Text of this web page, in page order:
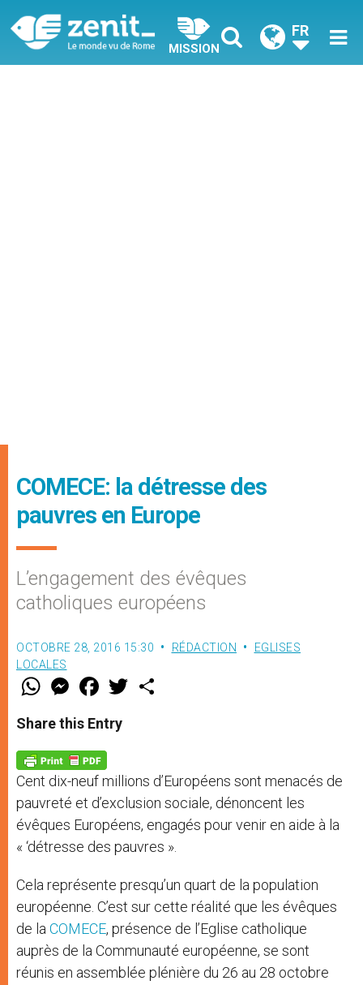
MISSION
FR
COMECE: la détresse des
pauvres en Europe
L’engagement des évêques
catholiques européens
OCTOBRE 28, 2016 15:30 RÉDACTION
EGLISES
LOCALES
W
t
s
p
p
M
e
s
e
g
e
r
F
a
e
b
o
k
w
Share this Entry
Cent dix-neuf millions d’Européens sont menacés de
pauvreté et d’exclusion sociale, dénoncent les
évêques Européens, engagés pour venir en aide à la
« ‘détresse des pauvres ».
Cela représente presqu’un quart de la population
européenne. C’est sur cette réalité que les évêques
de la COMECE, présence de l’Eglise catholique
auprès de la Communauté européenne, se sont
réunis en assemblée plénière du 26 au 28 octobre